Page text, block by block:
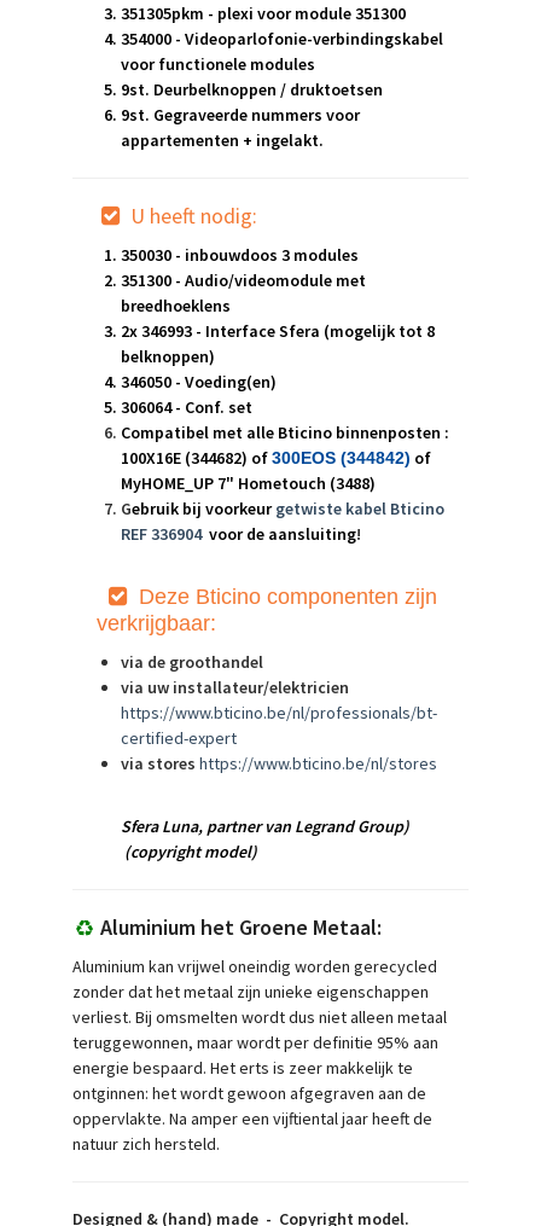
351305pkm - plexi voor module 351300
354000 - Videoparlofonie-verbindingskabel
voor functionele modules
9st. Deurbelknoppen / druktoetsen
9st. Gegraveerde nummers voor
appartementen + ingelakt.
U heeft nodig:
350030 - inbouwdoos 3 modules
351300 - Audio/videomodule met
breedhoeklens
2x 346993 - Interface Sfera (mogelijk tot 8
belknoppen)
346050 - Voeding(en)
306064 - Conf. set
Compatibel met alle Bticino binnenposten :
100X16E (344682) of300EOS (344842) of
MyHOME_UP 7" Hometouch (3488)
Gebruik bij voorkeur getwiste kabel Bticino
REF 336904 voor de aansluiting!
Deze Bticino componenten zijn
verkrijgbaar:
via de groothandel
via uw installateur/elektricien
https://www.bticino.be/nl/professionals/bt-
certified-expert
via stores https://www.bticino.be/nl/stores
Sfera Luna, partner van Legrand Group)
(copyright model)
Aluminium het Groene Metaal:
Aluminium kan vrijwel oneindig worden gerecycled
zonder dat het metaal zijn unieke eigenschappen
verliest. Bij omsmelten wordt dus niet alleen metaal
teruggewonnen, maar wordt per definitie 95% aan
energie bespaard. Het erts is zeer makkelijk te
ontginnen: het wordt gewoon afgegraven aan de
oppervlakte. Na amper een vijftiental jaar heeft de
natuur zich hersteld.
Designed & (hand) made - Copyright model.